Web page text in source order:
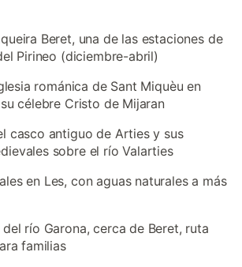
Beret, una de las estaciones de
Pirineo (diciembre-abril)
románica de Sant Miquèu en
célebre Cristo de Mijaran
casco antiguo de Arties y sus
sobre el río Valarties
en Les, con aguas naturales a más
río Garona, cerca de Beret, ruta
familias